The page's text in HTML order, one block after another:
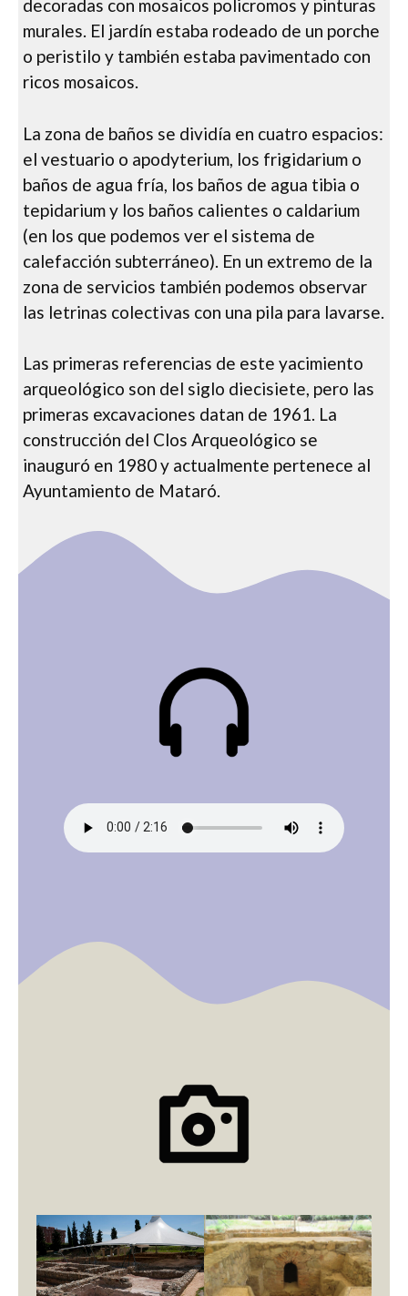
decoradas con mosaicos policromos y pinturas
murales. El jardín estaba rodeado de un porche
o peristilo y también estaba pavimentado con
ricos mosaicos.
La zona de baños se dividía en cuatro espacios:
el vestuario o apodyterium, los frigidarium o
baños de agua fría, los baños de agua tibia o
tepidarium y los baños calientes o caldarium
(en los que podemos ver el sistema de
calefacción subterráneo). En un extremo de la
zona de servicios también podemos observar
las letrinas colectivas con una pila para lavarse.
Las primeras referencias de este yacimiento
arqueológico son del siglo diecisiete, pero las
primeras excavaciones datan de 1961. La
construcción del Clos Arqueológico se
inauguró en 1980 y actualmente pertenece al
Ayuntamiento de Mataró.